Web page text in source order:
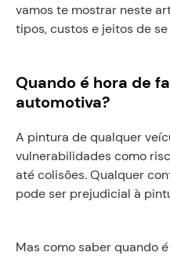
vamos te mostrar neste
tipos, custos e jeitos de
Quando é hora de
automotiva?
A pintura de qualquer
vulnerabilidades como
até colisões. Qualquer
pode ser prejudicial à
Mas como saber quando